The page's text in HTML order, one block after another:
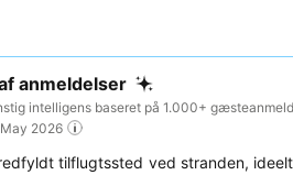
anmeldelser
intelligens baseret på 1.000+
2026
tilflugtssted ved stranden,